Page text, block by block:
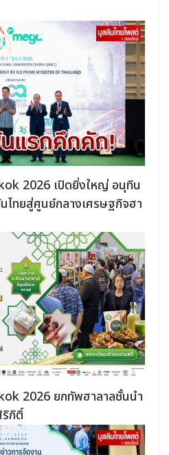
2026 เปิดยิ่งใหญ่ อนุทิน
ไทยสู่ศูนย์กลางเศรษฐกิจฮา
2026 ยกทัพฮาลาลชั้นนำ
กิติ์